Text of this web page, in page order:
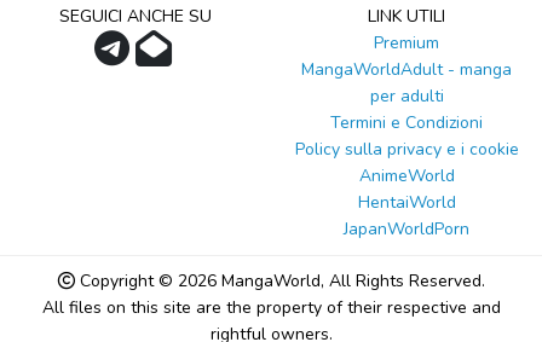
SEGUICI ANCHE SU
LINK UTILI
Premium
MangaWorldAdult - manga
per adulti
Termini e Condizioni
Policy sulla privacy e i cookie
AnimeWorld
HentaiWorld
JapanWorldPorn
Copyright © 2026 MangaWorld, All Rights Reserved.
All files on this site are the property of their respective and
rightful owners.